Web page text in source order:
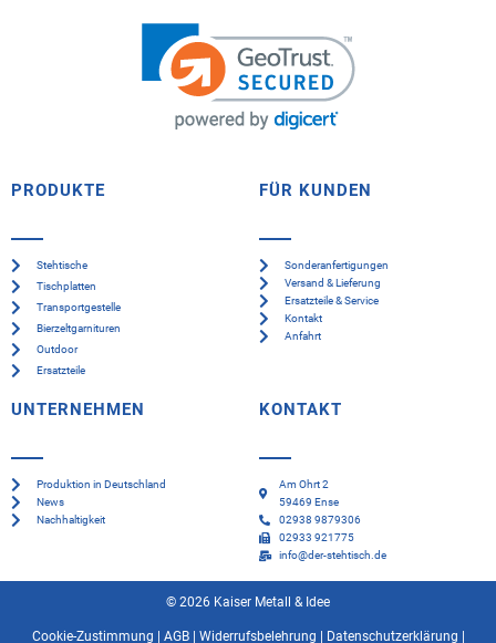
PRODUKTE
Stehtische
Tischplatten
Transportgestelle
Bierzeltgarnituren
Outdoor
Ersatzteile
FÜR KUNDEN
Sonderanfertigungen
Versand & Lieferung
Ersatzteile & Service
Kontakt
Anfahrt
UNTERNEHMEN
Produktion in Deutschland
News
Nachhaltigkeit
KONTAKT
Am Ohrt 2
59469 Ense
02938 9879306
02933 921775
info@der-stehtisch.de
© 2026 Kaiser Metall & Idee
Cookie-Zustimmung AGB| Widerrufsbelehrung Datenschutzerklärung